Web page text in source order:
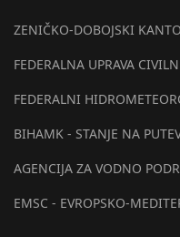
ZENIČKO-DOBOJSKI
FEDERALNA UPRAVA
FEDERALNI
BIHAMK - STANJE NA
AGENCIJA ZA VODNO
EMSC - EVROPSKO-